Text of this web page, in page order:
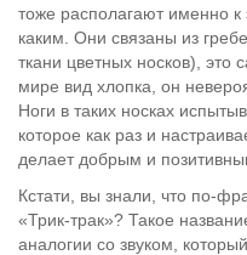
тоже располагают именно
каким. Они связаны из
ткани цветных носков), это
мире вид хлопка, он
Ноги в таких носках
которое как раз и
делает добрым и
Кстати, вы знали, что по-
«Трик-трак»? Такое
аналогии со звуком,